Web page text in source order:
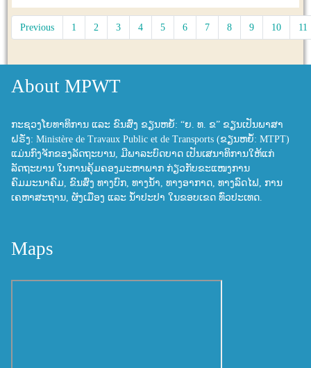
Previous 1 2 3 4 5 6 7 8 9 10 11
About MPWT
ກະຊວງໂຍທາທິການ ແລະ ຂົນສົ່ງ ຂຽນຫຍໍ້: “ຍ. ທ. ຂ” ຂຽນເປັນພາສາ
ຝຣັ່ງ: Ministère de Travaux Public et de Transports (ຂຽນຫຍໍ້: MTPT)
ແມ່ນກົງຈັກຂອງລັດຖະບານ, ມີພາລະບົດບາດ ເປັນເສນາທິການໃຫ້ແກ່
ລັດຖະບານ ໃນການຄຸ້ມຄອງມະຫາພາກ ກ່ຽວກັບຂະແໜງການ
ຄົມມະນາຄົມ, ຂົນສົ່ງ ທາງບົກ, ທາງນ້ຳ, ທາງອາກາດ, ທາງລົດໄຟ, ການ
ເຄຫາສະຖານ, ຜັງເມືອງ ແລະ ນ້ຳປະປາ ໃນຂອບເຂດ ທົ່ວປະເທດ.
Maps